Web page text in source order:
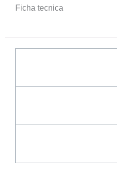
Ficha tecnica